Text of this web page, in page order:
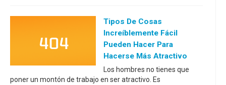
Tipos De Cosas
Increíblemente Fácil
Pueden Hacer Para
Hacerse Más Atractivo
Los hombres no tienes que
poner un montón de trabajo en ser atractivo. Es